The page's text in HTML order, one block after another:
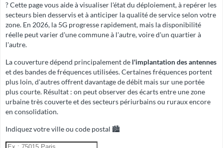
? Cette page vous aide à visualiser l'état du déploiement, à repérer les
secteurs bien desservis et à anticiper la qualité de service selon votre
zone. En 2026, la 5G progresse rapidement, mais la disponibilité
réelle peut varier d'une commune à l'autre, voire d'un quartier à
l'autre.
La couverture dépend principalement de l'implantation des antennes
et des bandes de fréquencesutilisées. Certaines fréquences portent
plus loin, d'autres offrent davantage de débit mais sur une portée
plus courte. Résultat : on peut observer des écarts entre une zone
urbaine très couverte et des secteurs périurbains ou ruraux encore
en consolidation.
Indiquez votre ville ou code postal 🏙️